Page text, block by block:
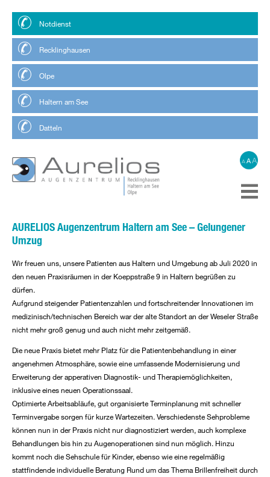
Notdienst
Recklinghausen
Olpe
Haltern am See
Datteln
A AA
AURELIOS Augenzentrum Haltern am See – Gelungener
Umzug
Wir freuen uns, unsere Patienten aus Haltern und Umgebung ab Juli 2020 in
den neuen Praxisräumen in der Koeppstraße 9 in Haltern begrüßen zu
dürfen.
Aufgrund steigender Patientenzahlen und fortschreitender Innovationen im
medizinisch/technischen Bereich war der alte Standort an der Weseler Straße
nicht mehr groß genug und auch nicht mehr zeitgemäß.
Die neue Praxis bietet mehr Platz für die Patientenbehandlung in einer
angenehmen Atmosphäre, sowie eine umfassende Modernisierung und
Erweiterung der apperativen Diagnostik- und Therapiemöglichkeiten,
inklusive eines neuen Operationssaal.
Optimierte Arbeitsabläufe, gut organisierte Terminplanung mit schneller
Terminvergabe sorgen für kurze Wartezeiten. Verschiedenste Sehprobleme
können nun in der Praxis nicht nur diagnostiziert werden, auch komplexe
Behandlungen bis hin zu Augenoperationen sind nun möglich. Hinzu
kommt noch die Sehschule für Kinder, ebenso wie eine regelmäßig
stattfindende individuelle Beratung Rund um das Thema Brillenfreiheit durch